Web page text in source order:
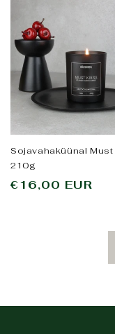
Sojavahaküünal Must
210g
Tavahind
€16,00 EUR